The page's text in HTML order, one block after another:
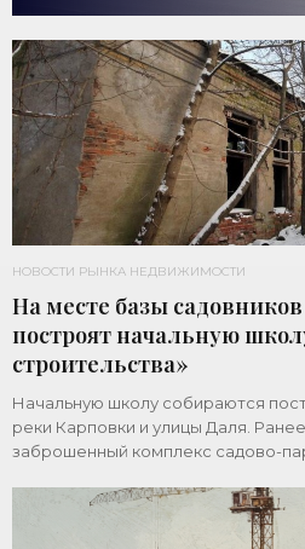
НОВОСТИ РЫНКА НЕДВИЖИМОСТИ
На месте базы
построят начальную
строительства»
Начальную школу собираются
реки Карповки и улицы Даля.
заброшенный комплекс садово-